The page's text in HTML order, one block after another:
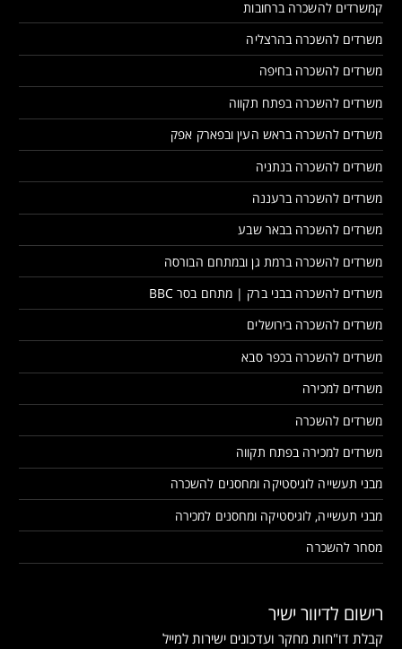
קמשרדים להשכרה ברחובות
משרדים להשכרה בהרצליה
משרדים להשכרה בחיפה
משרדים להשכרה בפתח תקווה
משרדים להשכרה בראש העין ובפארק אפק
משרדים להשכרה בנתניה
משרדים להשכרה ברעננה
משרדים להשכרה בבאר שבע
משרדים להשכרה ברמת גן ובמתחם הבורסה
משרדים להשכרה בבני ברק | מתחם בסר BBC
משרדים להשכרה בירושלים
משרדים להשכרה בכפר סבא
משרדים למכירה
משרדים להשכרה
משרדים למכירה בפתח תקווה
מבני תעשייה לוגיסטיקה ומחסנים להשכרה
מבני תעשייה, לוגיסטיקה ומחסנים למכירה
מסחר להשכרה
רישום לדיוור ישיר
קבלת דו"חות מחקר ועדכונים ישירות למייל